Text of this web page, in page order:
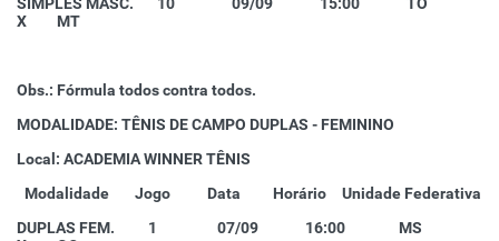
SIMPLES MASC. 10 09/09 15:00 TO
X MT
Obs.: Fórmula todos contra todos.
MODALIDADE: TÊNIS DE CAMPO DUPLAS - FEMININO
Local: ACADEMIA WINNER TÊNIS
Modalidade
Jogo Data Horário
Unidade Federativa
DUPLAS FEM. 1 07/09 16:00 MS